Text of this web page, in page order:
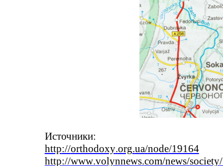
Источники:
http://orthodoxy.org.ua/node/19164
http://www.volynnews.com/news/society